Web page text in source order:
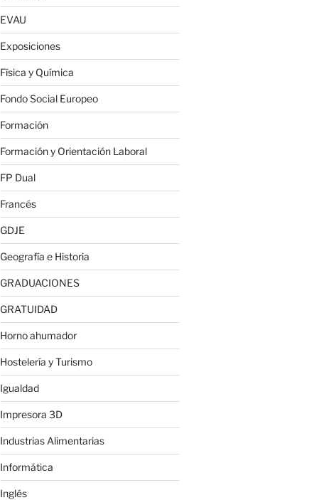
EVAU
Exposiciones
Física y Química
Fondo Social Europeo
Formación
Formación y Orientación Laboral
FP Dual
Francés
GDJE
Geografía e Historia
GRADUACIONES
GRATUIDAD
Horno ahumador
Hostelería y Turismo
Igualdad
Impresora 3D
Industrias Alimentarias
Informática
Inglés